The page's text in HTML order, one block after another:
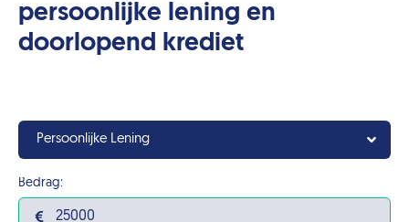
persoonlijke lening en
doorlopend krediet
Persoonlijke Lening
Bedrag: